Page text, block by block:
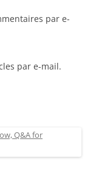
par e-
par e-mail.